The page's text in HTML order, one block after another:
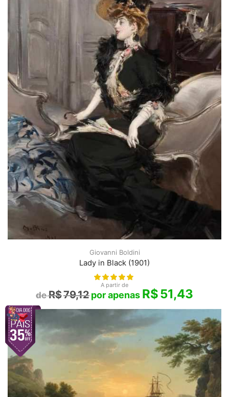
Giovanni Boldini
Lady in Black (1901)
A partir de
R$79,12 R$51,43